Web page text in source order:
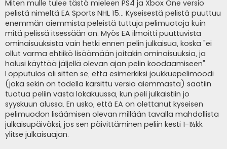
Miten mulle tulee tästä mieleen PS4 ja Xbox One versio
pelistä nimeltä EA Sports NHL 15... Kyseisestä pelistä puuttuu
enemmän aiemmista peleistä tuttuja pelimuotoja kuin
mitä pelissä itsessään on. Myös EA ilmoitti puuttuvista
ominaisuuksista vain hetki ennen pelin julkaisua, koska "ei
ollut varma ehtiikö lisäämään joitakin ominaisuuksia, ja
halusi käyttää jäljellä olevan ajan pelin koodaamiseen".
Lopputulos oli sitten se, että esimerkiksi joukkuepelimoodi
(joka sekin on todella karsittu versio aiemmasta) saatiin
tuotua peliin vasta lokakuussa, kun peli julkaistiin jo
syyskuun alussa. En usko, että EA on olettanut kyseisen
pelimuodon lisäämisen olevan millään tavalla mahdollista
julkaisupäiväksi, jos sen päivittäminen peliin kesti 1-1½kk
ylitse julkaisuajan.